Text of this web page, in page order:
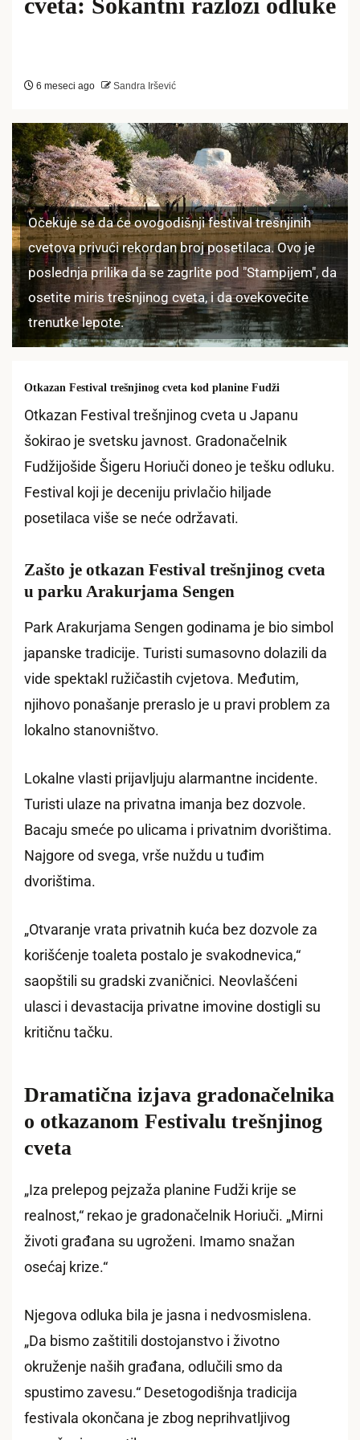
6 meseci ago Sandra Iršević
Očekuje se da će ovogodišnji festival trešnjinih
cvetova privući rekordan broj posetilaca. Ovo je
poslednja prilika da se zagrlite pod "Stampijem", da
osetite miris trešnjinog cveta, i da ovekovečite
trenutke lepote.
Otkazan Festival trešnjinog cveta kod planine Fudži
Otkazan Festival trešnjinog cveta u Japanu
šokirao je svetsku javnost. Gradonačelnik
Fudžijošide Šigeru Horiuči doneo je tešku odluku.
Festival koji je deceniju privlačio hiljade
posetilaca više se neće održavati.
Zašto je otkazan Festival trešnjinog cveta
u parku Arakurjama Sengen
Park Arakurjama Sengen godinama je bio simbol
japanske tradicije. Turisti sumasovno dolazili da
vide spektakl ružičastih cvjetova. Međutim,
njihovo ponašanje preraslo je u pravi problem za
lokalno stanovništvo.
Lokalne vlasti prijavljuju alarmantne incidente.
Turisti ulaze na privatna imanja bez dozvole.
Bacaju smeće po ulicama i privatnim dvorištima.
Najgore od svega, vrše nuždu u tuđim
dvorištima.
„Otvaranje vrata privatnih kuća bez dozvole za
korišćenje toaleta postalo je svakodnevica,“
saopštili su gradski zvaničnici. Neovlašćeni
ulasci i devastacija privatne imovine dostigli su
kritičnu tačku.
Dramatična izjava gradonačelnika
o otkazanom Festivalu trešnjinog
cveta
„Iza prelepog pejzaža planine Fudži krije se
realnost,“ rekao je gradonačelnik Horiuči. „Mirni
životi građana su ugroženi. Imamo snažan
osećaj krize.“
Njegova odluka bila je jasna i nedvosmislena.
„Da bismo zaštitili dostojanstvo i životno
okruženje naših građana, odlučili smo da
spustimo zavesu.“ Desetogodišnja tradicija
festivala okončana je zbog neprihvatljivog